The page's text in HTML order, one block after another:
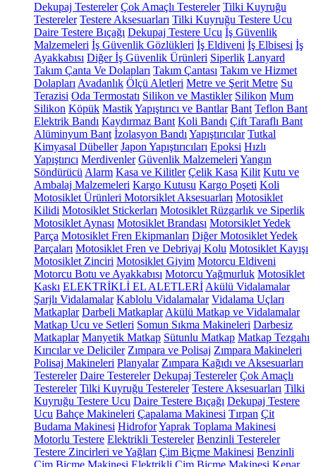
Dekupaj Testereler Çok Amaçlı Testereler Tilki Kuyruğu
Testereler Testere Aksesuarları Tilki Kuyruğu Testere Ucu
Daire Testere Bıçağı Dekupaj Testere Ucu İş Güvenlik
Malzemeleri İş Güvenlik Gözlükleri İş Eldiveni İş Elbisesi İş
Ayakkabısı Diğer İş Güvenlik Ürünleri Siperlik Lanyard
Takım Çanta Ve Dolapları Takım Çantası Takım ve Hizmet
Dolapları Avadanlık Ölçü Aletleri Metre ve Şerit Metre Su
Terazisi Oda Termostatı Silikon ve Mastikler Silikon Mum
Silikon Köpük MastikYapıştırıcı ve Bantlar Bant Teflon Bant
Elektrik Bandı Kaydırmaz Bant Koli Bandı Çift Taraflı Bant
Alüminyum Bant İzolasyon Bandı Yapıştırıcılar Tutkal
Kimyasal Dübeller Japon Yapıştırıcıları Epoksi Hızlı
Yapıştırıcı Merdivenler Güvenlik Malzemeleri Yangın
Söndürücü Alarm Kasa ve Kilitler Çelik Kasa Kilit Kutu ve
Ambalaj Malzemeleri Kargo Kutusu Kargo Poşeti Koli
Motosiklet Ürünleri Motorsiklet Aksesuarları Motosiklet
Kilidi Motosiklet Stickerları Motosiklet Rüzgarlık ve Siperlik
Motosiklet Aynası Motosiklet Brandası Motorsiklet Yedek
Parça Motosiklet Fren Ekipmanları Diğer Motosiklet Yedek
Parçaları Motosiklet Fren ve Debriyaj Kolu Motosiklet Kayışı
Motosiklet Zinciri Motosiklet Giyim Motorcu Eldiveni
Motorcu Botu ve Ayakkabısı Motorcu Yağmurluk Motosiklet
Kaskı ELEKTRİKLİ EL ALETLERİ Akülü Vidalamalar
Şarjlı Vidalamalar Kablolu Vidalamalar Vidalama Uçları
Matkaplar Darbeli Matkaplar Akülü Matkap ve Vidalamalar
Matkap Ucu ve Setleri Somun Sıkma Makineleri Darbesiz
Matkaplar Manyetik Matkap Sütunlu Matkap Matkap Tezgahı
Kırıcılar ve Deliciler Zımpara ve Polisaj Zımpara Makineleri
Polisaj Makineleri Planyalar Zımpara Kağıdı ve Aksesuarları
Testereler Daire Testereler Dekupaj Testereler Çok Amaçlı
Testereler Tilki Kuyruğu Testereler Testere Aksesuarları Tilki
Kuyruğu Testere Ucu Daire Testere Bıçağı Dekupaj Testere
Ucu Bahçe Makineleri Çapalama Makinesi Tırpan Çit
Budama Makinesi HidroforYaprak Toplama Makinesi
Motorlu Testere Elektrikli Testereler Benzinli Testereler
Testere Zincirleri ve Yağları Çim Biçme Makinesi Benzinli
Çim Biçme Makinesi Elektrikli Çim Biçme Makinesi Kenar